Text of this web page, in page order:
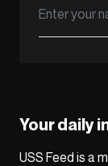
Your daily
USS Feed is a